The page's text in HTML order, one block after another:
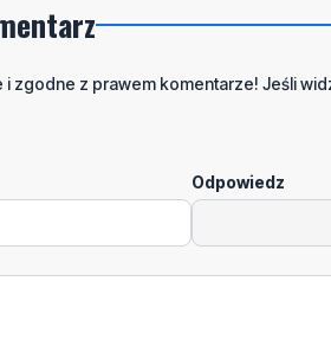
i zgodne z prawem komentarze! Jeśli
Odpowiedz